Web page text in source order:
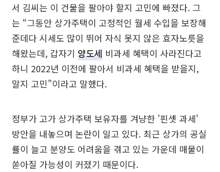
서 김씨는 이 건물을 팔아야 할지 고민에 빠졌다. 그
는 “그동안 상가주택이 고정적인 월세 수입을 보장해
준데다 시세도 많이 뛰어 자식 못지 않은 효자노릇을
해왔는데, 갑자기 양도세 비과세 혜택이 사라진다고
하니 2022년 이전에 팔아서 비과세 혜택을 받을지,
말지 고민”이라고 말했다.
정부가 고가 상가주택 보유자를 겨냥한 '핀셋 과세'
방안을 내놓으며 논란이 일고 있다. 최근 상가의 공실
률이 늘고 분양도 어려움을 겪고 있는 가운데 매물이
쏟아질 가능성이 커졌기 때문이다.